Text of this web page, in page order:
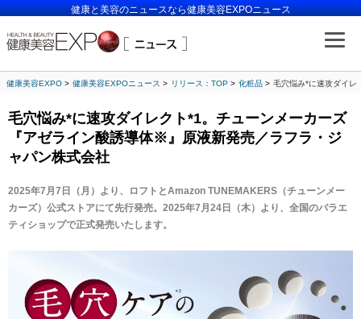
健康と美容のニュースなら健康美容EXPOニュース
健康美容EXPO 健康美容EXPOニュース リリース：TOP 化粧品 毛穴悩み*に速攻ダイレ
毛穴悩み*に速攻ダイレクト*1。チューンメーカーズ
『アゼライン酸誘導体※』原液新発売／ラフラ・ジ
ャパン株式会社
2025年7月7日（月）より、ロフトとAmazon TUNEMAKERS（チューンメー
カーズ）公式ストアにて先行発売。2025年7月24日（木）より、全国のバラエ
ティショップで正式発売いたします。